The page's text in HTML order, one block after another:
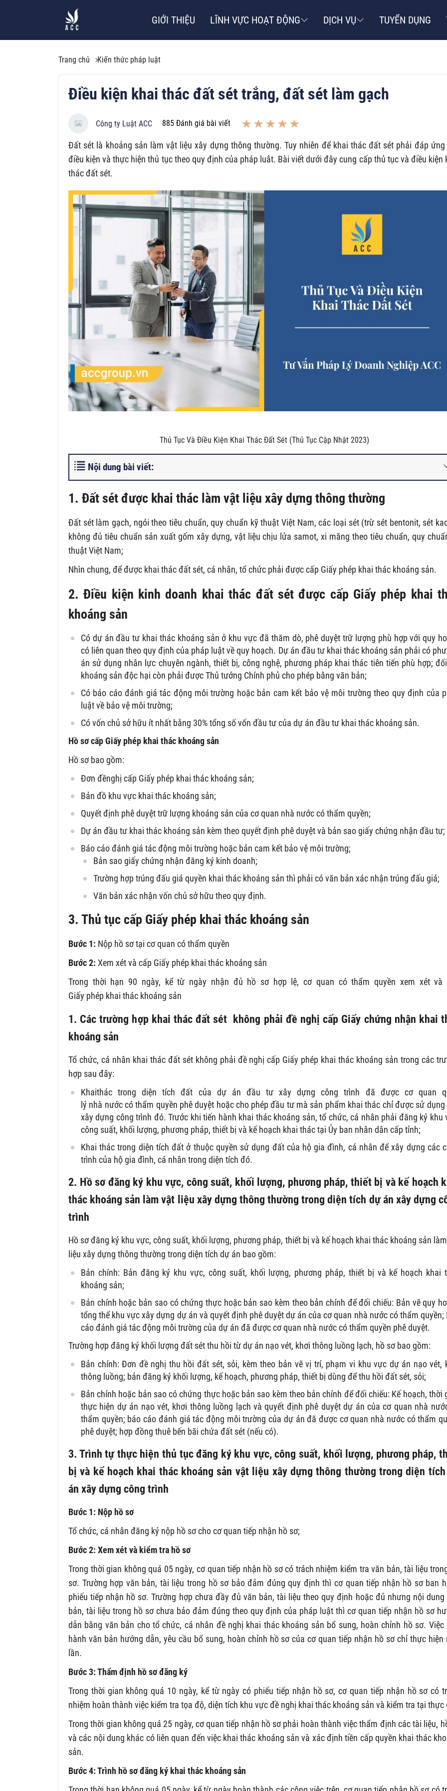
GIỚI THIỆU LĨNH VỰC HOẠT ĐỘNG DỊCH VỤ TUYỂN DỤNG
Trang chủ Kiến thức pháp luật
Điều kiện khai thác đất sét trắng, đất sét làm gạch
Công ty Luật ACC 885 Đánh giá bài viết
Đất sét là khoảng sản làm vật liệu xây dựng thông thường. Tuy nhiên để khai thác đất sét phải đáp ứng
điều kiện và thực hiện thủ tục theo quy định của pháp luât. Bài viết dưới đây cung cấp thủ tục và điều kiện
thác đất sét.
Thủ Tục Và Điều Kiện Khai Thác Đất Sét (Thủ Tục Cập Nhật 2023)
Nội dung bài viết:
1. Đất sét được khai thác làm vật liệu xây dựng thông thường
Đất sét làm gạch, ngói theo tiêu chuẩn, quy chuẩn kỹ thuật Việt Nam, các loại sét (trừ sét bentonit, sét
không đủ tiêu chuẩn sản xuất gốm xây dựng, vật liệu chịu lửa samot, xi măng theo tiêu chuẩn, quy
thuật Việt Nam;
Nhìn chung, để được khai thác đất sét, cá nhân, tổ chức phải được cấp Giấy phép khai thác khoáng sản.
2. Điều kiện kinh doanh khai thác đất sét được cấp Giấy phép khai
khoáng sản
Có dự án đầu tư khai thác khoáng sản ở khu vực đã thăm dò, phê duyệt trữ lượng phù hợp với quy
có liên quan theo quy định của pháp luật về quy hoạch. Dự án đầu tư khai thác khoáng sản phải có
án sử dụng nhân lực chuyên ngành, thiết bị, công nghệ, phương pháp khai thác tiên tiến phù hợp;
khoáng sản độc hại còn phải được Thủ tướng Chính phủ cho phép bằng văn bản;
Có báo cáo đánh giá tác động môi trường hoặc bản cam kết bảo vệ môi trường theo quy định của
luật về bảo vệ môi trường;
Có vốn chủ sở hữu ít nhất bằng 30% tổng số vốn đầu tư của dự án đầu tư khai thác khoáng sản.
Hồ sơ cấp Giấy phép khai thác khoáng sản
Hồ sơ bao gồm:
Đơn đềnghị cấp Giấy phép khai thác khoáng sản;
Bản đồ khu vực khai thác khoáng sản;
Quyết định phê duyệt trữ lượng khoáng sản của cơ quan nhà nước có thẩm quyền;
Dự án đầu tư khai thác khoáng sản kèm theo quyết định phê duyệt và bản sao giấy chứng nhận đầu tư;
Báo cáo đánh giá tác động môi trường hoặc bản cam kết bảo vệ môi trường;
Bản sao giấy chứng nhận đăng ký kinh doanh;
Trường hợp trúng đấu giá quyền khai thác khoáng sản thì phải có văn bản xác nhận trúng đấu giá;
Văn bản xác nhận vốn chủ sở hữu theo quy định.
3. Thủ tục cấp Giấy phép khai thác khoáng sản
Bước 1: Nộp hồ sơ tại cơ quan có thẩm quyền
Bước 2: Xem xét và cấp Giấy phép khai thác khoáng sản
Trong thời hạn 90 ngày, kể từ ngày nhận đủ hồ sơ hợp lệ, cơ quan có thẩm quyền xem xét và
Giấy phép khai thác khoáng sản
1. Các trường hợp khai thác đất sét không phải đề nghị cấp Giấy chứng nhận khai
khoáng sản
Tổ chức, cá nhân khai thác đất sét không phải đề nghị cấp Giấy phép khai thác khoáng sản trong các
hợp sau đây:
Khaithác trong diện tích đất của dự án đầu tư xây dựng công trình đã được cơ quan
lý nhà nước có thẩm quyền phê duyệt hoặc cho phép đầu tư mà sản phẩm khai thác chỉ được sử dụng
xây dựng công trình đó. Trước khi tiến hành khai thác khoáng sản, tổ chức, cá nhân phải đăng ký khu
công suất, khối lượng, phương pháp, thiết bị và kế hoạch khai thác tại Ủy ban nhân dân cấp tỉnh;
Khai thác trong diện tích đất ở thuộc quyền sử dụng đất của hộ gia đình, cá nhân để xây dựng các
trình của hộ gia đình, cá nhân trong diện tích đó.
2. Hồ sơ đăng ký khu vực, công suất, khối lượng, phương pháp, thiết bị và kế hoạch
thác khoáng sản làm vật liệu xây dựng thông thường trong diện tích dự án xây dựng
trình
Hồ sơ đăng ký khu vực, công suất, khối lượng, phương pháp, thiết bị và kế hoạch khai thác khoáng sản
liệu xây dựng thông thường trong diện tích dự án bao gồm:
Bản chính: Bản đăng ký khu vực, công suất, khối lượng, phương pháp, thiết bị và kế hoạch khai
khoáng sản;
Bản chính hoặc bản sao có chứng thực hoặc bản sao kèm theo bản chính để đối chiếu: Bản vẽ quy
tổng thể khu vực xây dựng dự án và quyết định phê duyệt dự án của cơ quan nhà nước có thẩm quyền;
cáo đánh giá tác động môi trường của dự án đã được cơ quan nhà nước có thẩm quyền phê duyệt.
Trường hợp đăng ký khối lượng đất sét thu hồi từ dự án nạo vét, khơi thông luồng lạch, hồ sơ bao gồm:
Bản chính: Đơn đề nghị thu hồi đất sét, sỏi, kèm theo bản vẽ vị trí, phạm vi khu vực dự án nạo vét,
thông luồng; bản đăng ký khối lượng, kế hoạch, phương pháp, thiết bị dùng để thu hồi đất sét, sỏi;
Bản chính hoặc bản sao có chứng thực hoặc bản sao kèm theo bản chính để đối chiếu: Kế hoạch, thời
thực hiện dự án nạo vét, khơi thông luồng lạch và quyết định phê duyệt dự án của cơ quan nhà
thẩm quyền; báo cáo đánh giá tác động môi trường của dự án đã được cơ quan nhà nước có thẩm
phê duyệt; hợp đồng thuê bến bãi chứa đất sét (nếu có).
3. Trình tự thực hiện thủ tục đăng ký khu vực, công suất, khối lượng, phương pháp,
bị và kế hoạch khai thác khoáng sản vật liệu xây dựng thông thường trong diện
án xây dựng công trình
Bước 1: Nộp hồ sơ
Tổ chức, cá nhân đăng ký nộp hồ sơ cho cơ quan tiếp nhận hồ sơ;
Bước 2: Xem xét và kiểm tra hồ sơ
Trong thời gian không quá 05 ngày, cơ quan tiếp nhận hồ sơ có trách nhiệm kiểm tra văn bản, tài liệu
sơ. Trường hợp văn bản, tài liệu trong hồ sơ bảo đảm đúng quy định thì cơ quan tiếp nhận hồ sơ ban
phiếu tiếp nhận hồ sơ. Trường hợp chưa đầy đủ văn bản, tài liệu theo quy định hoặc đủ nhưng nội dung
bản, tài liệu trong hồ sơ chưa bảo đảm đúng theo quy định của pháp luật thì cơ quan tiếp nhận hồ sơ
dẫn bằng văn bản cho tổ chức, cá nhân đề nghị khai thác khoáng sản bổ sung, hoàn chỉnh hồ sơ. Việc
hành văn bản hướng dẫn, yêu cầu bổ sung, hoàn chỉnh hồ sơ của cơ quan tiếp nhận hồ sơ chỉ thực hiện
lần.
Bước 3: Thẩm định hồ sơ đăng ký
Trong thời gian không quá 10 ngày, kể từ ngày có phiếu tiếp nhận hồ sơ, cơ quan tiếp nhận hồ sơ có
nhiệm hoàn thành việc kiểm tra tọa độ, diện tích khu vực đề nghị khai thác khoáng sản và kiểm tra tại thực
Trong thời gian không quá 25 ngày, cơ quan tiếp nhận hồ sơ phải hoàn thành việc thẩm định các tài liệu,
và các nội dung khác có liên quan đến việc khai thác khoáng sản và xác định tiền cấp quyền khai thác
sản.
Bước 4: Trình hồ sơ đăng ký khai thác khoáng sản